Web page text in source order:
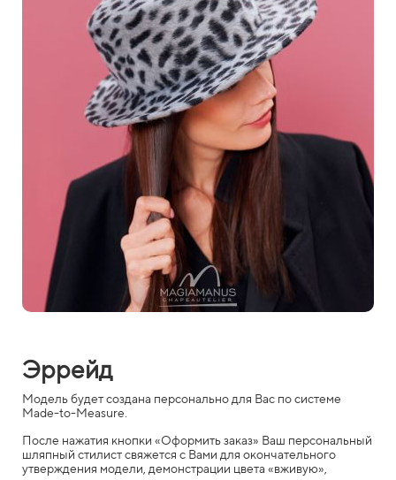
Эррейд
Модель будет создана персонально для Вас по системе
Made-to-Measure.
После нажатия кнопки «Оформить заказ» Ваш персональный
шляпный стилист свяжется с Вами для окончательного
утверждения модели, демонстрации цвета «вживую»,